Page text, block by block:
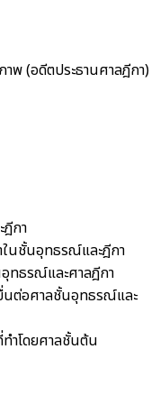
าพ (อดีตประธานศาลฎีกา)
กา
นชั้นอุทธรณ์และฎีกา
ทธรณ์และศาลฎีกา
นต่อศาลชั้นอุทธรณ์และ
ำโดยศาลชั้นต้น